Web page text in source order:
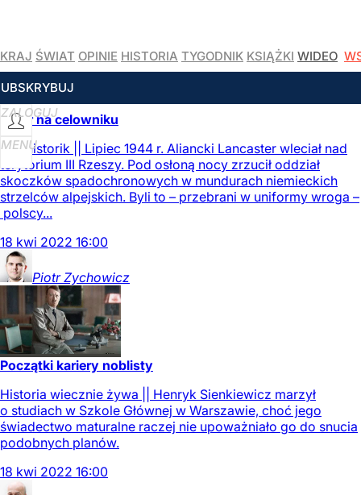
KRAJ ŚWIAT OPINIE HISTORIA TYGODNIK KSIĄŻKI WIDEO
ZALOGUJ
MENU
CZYTAJ WIĘCEJ
Hitler na celowniku
Realhistorik || Lipiec 1944 r. Aliancki Lancaster wleciał nad
terytorium III Rzeszy. Pod osłoną nocy zrzucił oddział
skoczków spadochronowych w mundurach niemieckich
strzelców alpejskich. Byli to – przebrani w uniformy wroga –
polscy...
18 kwi 2022 16:00
Piotr Zychowicz
Początki kariery noblisty
Historia wiecznie żywa || Henryk Sienkiewicz marzył
o studiach w Szkole Głównej w Warszawie, choć jego
świadectwo maturalne raczej nie upoważniało go do snucia
podobnych planów.
18 kwi 2022 16:00